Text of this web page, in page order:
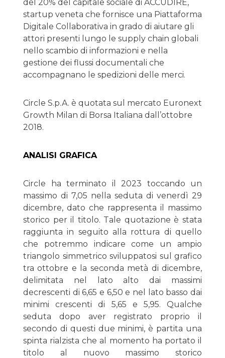
del 20% del capitale sociale di ACCUDIRE,
startup veneta che fornisce una Piattaforma
Digitale Collaborativa in grado di aiutare gli
attori presenti lungo le supply chain globali
nello scambio di informazioni e nella
gestione dei flussi documentali che
accompagnano le spedizioni delle merci.
Circle S.p.A. è quotata sul mercato Euronext
Growth Milan di Borsa Italiana dall’ottobre
2018.
ANALISI GRAFICA
Circle ha terminato il 2023 toccando un
massimo di 7,05 nella seduta di venerdì 29
dicembre, dato che rappresenta il massimo
storico per il titolo. Tale quotazione è stata
raggiunta in seguito alla rottura di quello
che potremmo indicare come un ampio
triangolo simmetrico sviluppatosi sul grafico
tra ottobre e la seconda metà di dicembre,
delimitata nel lato alto dai massimi
decrescenti di 6,65 e 6,50 e nel lato basso dai
minimi crescenti di 5,65 e 5,95. Qualche
seduta dopo aver registrato proprio il
secondo di questi due minimi, è partita una
spinta rialzista che al momento ha portato il
titolo al nuovo massimo storico